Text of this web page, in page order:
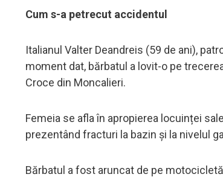
Cum s-a petrecut accidentul
Italianul Valter Deandreis (59 de ani),
moment dat, bărbatul a lovit-o pe
Croce din Moncalieri.
Femeia se afla în apropierea locuinței
prezentând fracturi la bazin și la nivelul
Bărbatul a fost aruncat de pe